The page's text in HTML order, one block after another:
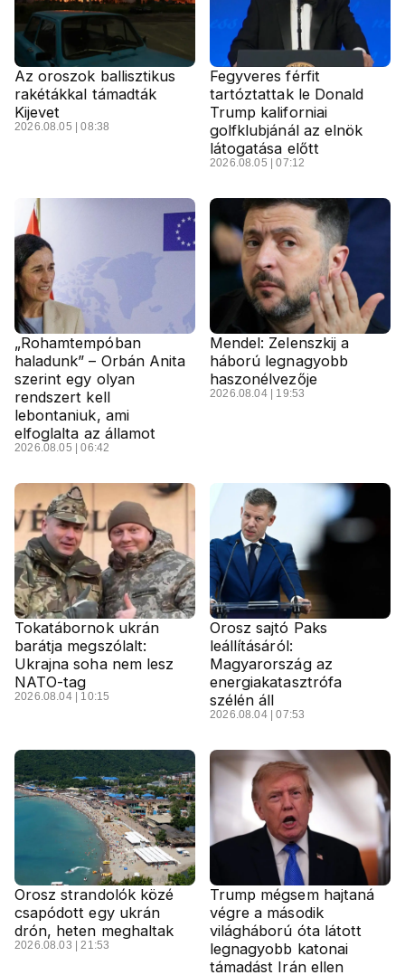
Az oroszok ballisztikus
rakétákkal támadták
Kijevet
2026.08.05 | 08:38
Fegyveres férfit
tartóztattak le Donald
Trump kaliforniai
golfklubjánál az elnök
látogatása előtt
2026.08.05 | 07:12
„Rohamtempóban
haladunk” – Orbán Anita
szerint egy olyan
rendszert kell
lebontaniuk, ami
elfoglalta az államot
2026.08.05 | 06:42
Mendel: Zelenszkij a
háború legnagyobb
haszonélvezője
2026.08.04 | 19:53
Tokatábornok ukrán
barátja megszólalt:
Ukrajna soha nem lesz
NATO-tag
2026.08.04 | 10:15
Orosz sajtó Paks
leállításáról:
Magyarország az
energiakatasztrófa
szélén áll
2026.08.04 | 07:53
Orosz strandolók közé
csapódott egy ukrán
drón, heten meghaltak
2026.08.03 | 21:53
Trump mégsem hajtaná
végre a második
világháború óta látott
legnagyobb katonai
támadást Irán ellen